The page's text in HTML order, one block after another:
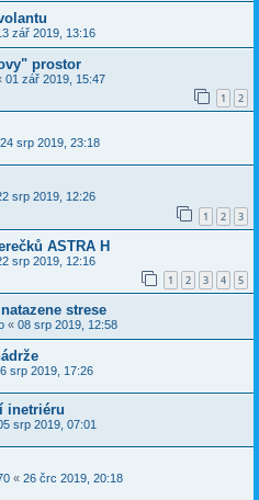
zář 2019, 13:16
prostor
01 zář 2019, 15:47
1 2
24 srp 2019, 23:18
srp 2019, 12:26
1 2 3
ASTRA H
srp 2019, 12:16
1 2 3 4 5
strese
« 08 srp 2019, 12:58
srp 2019, 17:26
inetriéru
srp 2019, 07:01
« 26 črc 2019, 20:18